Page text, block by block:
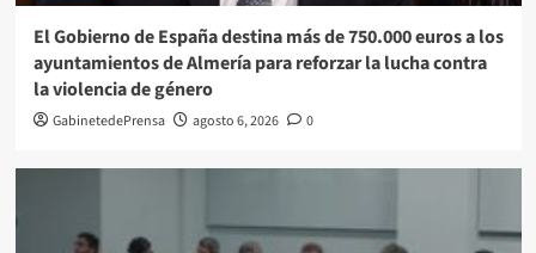
El Gobierno de España destina más de 750.000 euros a los
ayuntamientos de Almería para reforzar la lucha contra
la violencia de género
GabinetedePrensa agosto 6, 2026 0